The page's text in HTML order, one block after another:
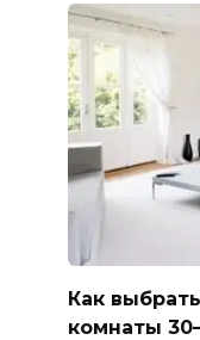
Как
комнаты